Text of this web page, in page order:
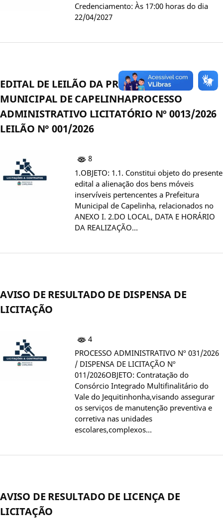
Credenciamento: Às 17:00 horas do dia
22/04/2027
EDITAL DE LEILÃO DA PREFEITURA
MUNICIPAL DE CAPELINHAPROCESSO
ADMINISTRATIVO LICITATÓRIO Nº 0013/2026
LEILÃO N° 001/2026
8
1.OBJETO: 1.1. Constitui objeto do presente
edital a alienação dos bens móveis
inservíveis pertencentes a Prefeitura
Municipal de Capelinha, relacionados no
ANEXO I. 2.DO LOCAL, DATA E HORÁRIO
DA REALIZAÇÃO…
AVISO DE RESULTADO DE DISPENSA DE
LICITAÇÃO
4
PROCESSO ADMINISTRATIVO Nº 031/2026
/ DISPENSA DE LICITAÇÃO Nº
011/2026OBJETO: Contratação do
Consórcio Integrado Multifinalitário do
Vale do Jequitinhonha,visando assegurar
os serviços de manutenção preventiva e
corretiva nas unidades
escolares,complexos…
AVISO DE RESULTADO DE LICENÇA DE
LICITAÇÃO